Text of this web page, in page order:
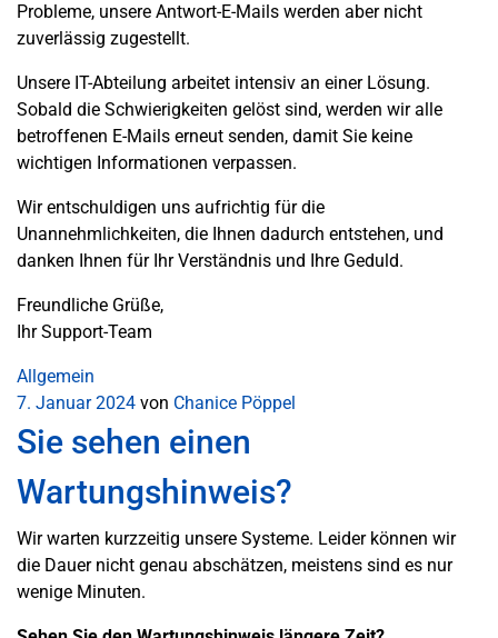
Probleme, unsere Antwort-E-Mails werden aber nicht
zuverlässig zugestellt.
Unsere IT-Abteilung arbeitet intensiv an einer Lösung.
Sobald die Schwierigkeiten gelöst sind, werden wir alle
betroffenen E-Mails erneut senden, damit Sie keine
wichtigen Informationen verpassen.
Wir entschuldigen uns aufrichtig für die
Unannehmlichkeiten, die Ihnen dadurch entstehen, und
danken Ihnen für Ihr Verständnis und Ihre Geduld.
Freundliche Grüße,
Ihr Support-Team
Allgemein
7. Januar 2024 von Chanice Pöppel
Sie sehen einen
Wartungshinweis?
Wir warten kurzzeitig unsere Systeme. Leider können wir
die Dauer nicht genau abschätzen, meistens sind es nur
wenige Minuten.